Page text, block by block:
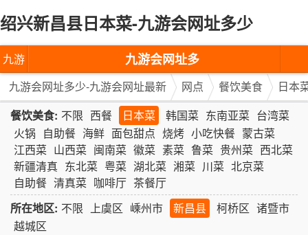
绍兴新昌县日本菜-九游会网址多少
九游
会网
址多
少-九
游会
网址
最新
九游会网址多
少-九游会网址
最新
九游会网址多少-九游会网址最新 网点 餐饮美食
日本
餐饮美食: 不限 西餐 日本菜 韩国菜 东南亚菜 台湾菜
火锅 自助餐 海鲜 面包甜点 烧烤 小吃快餐 蒙古菜
江西菜 山西菜 闽南菜 徽菜 素菜 鲁菜 贵州菜 西北菜
新疆清真 东北菜 粤菜 湖北菜 湘菜 川菜 北京菜
自助餐 清真菜 咖啡厅 茶餐厅
所在地区: 不限 上虞区 嵊州市 新昌县 柯桥区 诸暨市
越城区